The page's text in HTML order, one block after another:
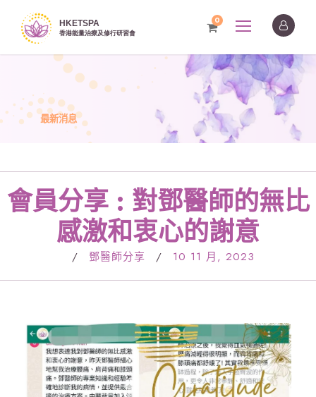
0
最新消息
會員分享 : 對鄧醫師的無比
感激和衷心的謝意
/ 鄧醫師分享 / 10 11 月, 2023